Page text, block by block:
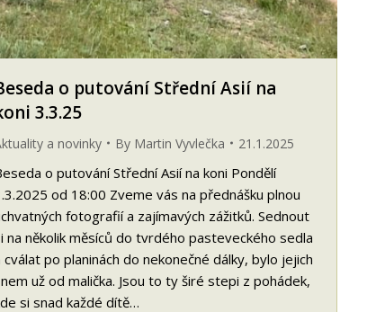
o putování Střední Asií na
3.3.25
a novinky By Martin Vyvlečka 21.1.2025
o putování Střední Asií na koni Pondělí
od 18:00 Zveme vás na přednášku plnou
fotografií a zajímavých zážitků. Sednout
na několik měsíců do tvrdého pasteveckého sedla
cválat po planinách do nekonečné dálky, bylo jejich
už od malička. Jsou to ty širé stepi z pohádek,
si snad každé dítě…